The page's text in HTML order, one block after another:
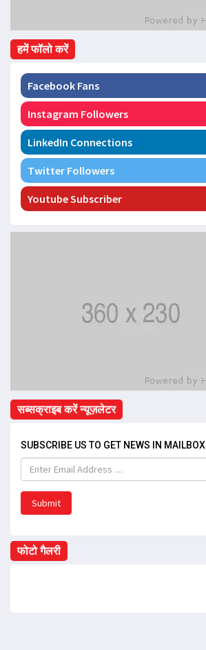
हमें फॉलो करें
Facebook Fans
Instagram Followers
LinkedIn Connections
Twitter Followers
Youtube Subscriber
सब्सक्राइब करें न्यूज़लेटर
SUBSCRIBE US TO GET NEWS IN MAILBOX
Submit
फोटो गैलरी